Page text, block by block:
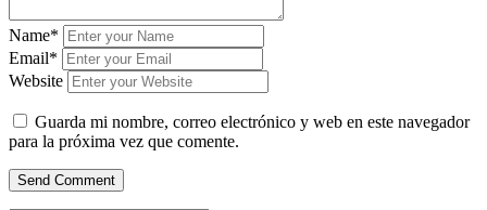
Name*
Email*
Website
Guarda mi nombre, correo electrónico y web en este navegador
para la próxima vez que comente.